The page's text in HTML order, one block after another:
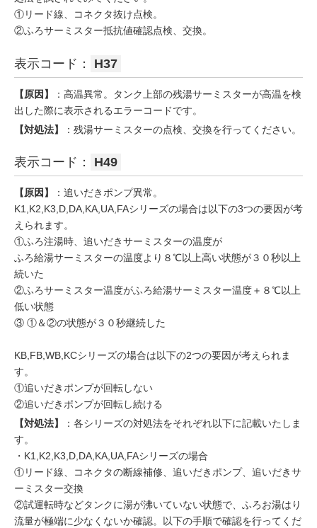
①リード線、コネクタ抜け点検。
②ふろサーミスター抵抗値確認点検、交換。
表示コード： H37
【原因】
：高温異常。タンク上部の残湯サーミスターが高温を検
出した際に表示されるエラーコードです。
【対処法】
：残湯サーミスターの点検、交換を行ってください。
表示コード： H49
【原因】
：追いだきポンプ異常。
K1,K2,K3,D,DA,KA,UA,FAシリーズの場合は以下の3つの要因が考
えられます。
①ふろ注湯時、追いだきサーミスターの温度が
ふろ給湯サーミスターの温度より８℃以上高い状態が３０秒以上
続いた
②ふろサーミスター温度がふろ給湯サーミスター温度＋８℃以上
低い状態
③ ①＆②の状態が３０秒継続した
KB,FB,WB,KCシリーズの場合は以下の2つの要因が考えられま
す。
①追いだきポンプが回転しない
②追いだきポンプが回転し続ける
【対処法】
：各シリーズの対処法をそれぞれ以下に記載いたしま
す。
・K1,K2,K3,D,DA,KA,UA,FAシリーズの場合
①リード線、コネクタの断線補修、追いだきポンプ、追いだきサ
ーミスター交換
②試運転時などタンクに湯が沸いていない状態で、ふろお湯はり
流量が極端に少なくないか確認。以下の手順で確認を行ってくだ